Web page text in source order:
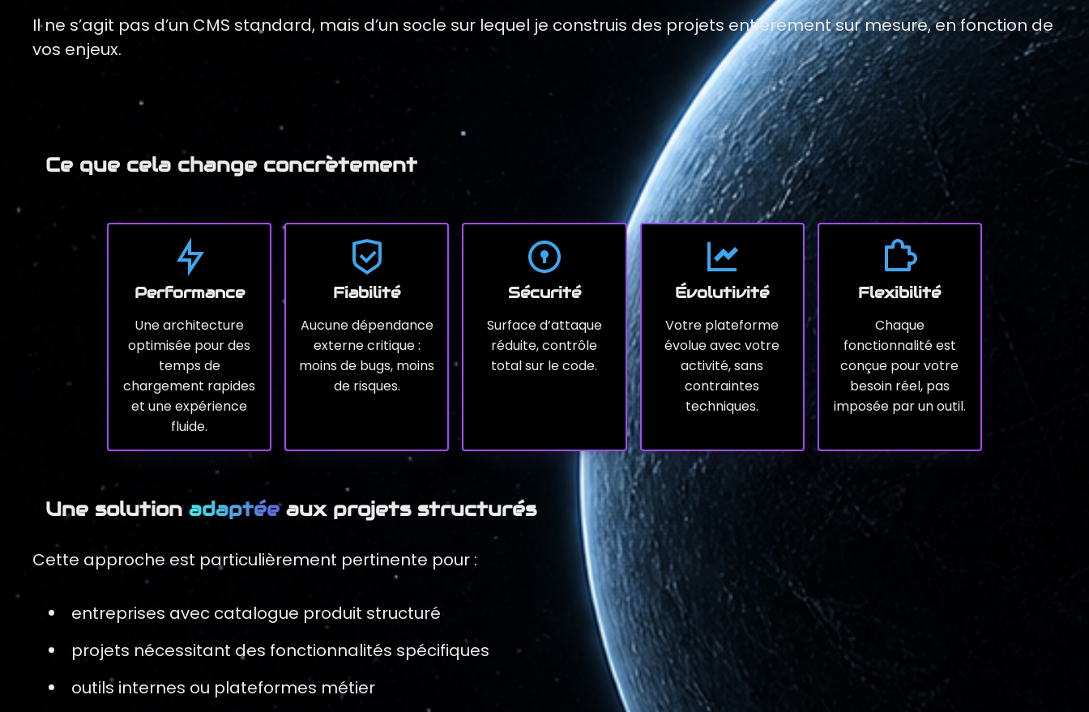
Il ne s’agit pas d’un CMS standard, mais d’un socle sur lequel je construis des projets entièrement sur mesure, en fonction de
vos enjeux.
Ce que cela change concrètement
Performance
Une architecture
optimisée pour des
temps de
chargement rapides
et une expérience
fluide.
Fiabilité
Aucune dépendance
externe critique :
moins de bugs, moins
de risques.
Sécurité
Surface d’attaque
réduite, contrôle
total sur le code.
Évolutivité
Votre plateforme
évolue avec votre
activité, sans
contraintes
techniques.
Flexibilité
Chaque
fonctionnalité est
conçue pour votre
besoin réel, pas
imposée par un outil.
Une solution adaptéeaux projets structurés
Cette approche est particulièrement pertinente pour :
entreprises avec catalogue produit structuré
projets nécessitant des fonctionnalités spécifiques
outils internes ou plateformes métier